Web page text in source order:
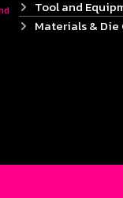
Tool and
Materials & Die